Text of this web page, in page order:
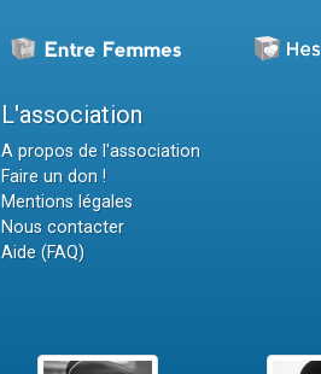
L'association
A propos de l'association
Faire un don !
Mentions légales
Nous contacter
Aide (FAQ)